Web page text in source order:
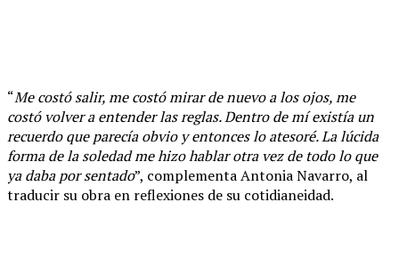
“Me costó salir, me costó mirar de nuevo a los ojos, me
costó volver a entender las reglas. Dentro de mí existía un
recuerdo que parecía obvio y entonces lo atesoré. La lúcida
forma de la soledad me hizo hablar otra vez de todo lo que
ya daba por sentado”, complementa Antonia Navarro, al
traducir su obra en reflexiones de su cotidianeidad.